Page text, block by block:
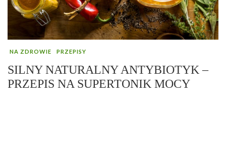
NA ZDROWIE PRZEPISY
SILNY NATURALNY ANTYBIOTYK –
PRZEPIS NA SUPERTONIK MOCY